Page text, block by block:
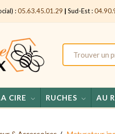
:05.63.45.01.29 | Sud-Est :
CIRE RUCHES AU